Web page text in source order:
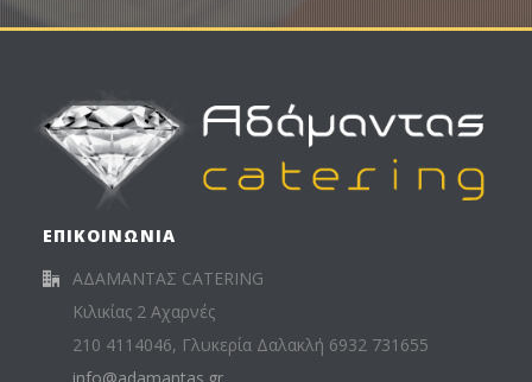
ΕΠΙΚΟΙΝΩΝΙΑ
ΑΔΑΜΑΝΤΑΣ CATERING
Κιλικίας 2 Αχαρνές
210 4114046, Γλυκερία Δαλακλή 6932 731655